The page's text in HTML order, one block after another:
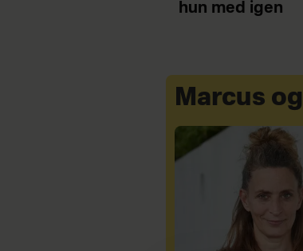
hun med igen
Marcus